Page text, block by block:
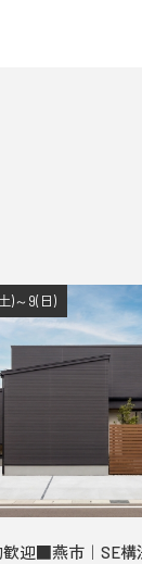
)～9(日)
迎■燕市｜SE構